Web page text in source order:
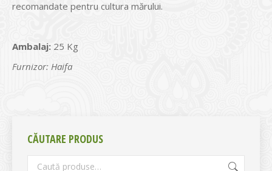
recomandate pentru cultura mărului.
Ambalaj: 25 Kg
Furnizor: Haifa
CĂUTARE PRODUS